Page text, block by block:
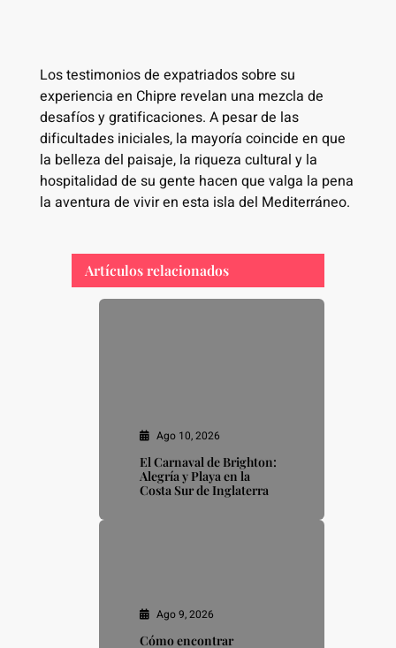
Los testimonios de expatriados sobre su
experiencia en Chipre revelan una mezcla de
desafíos y gratificaciones. A pesar de las
dificultades iniciales, la mayoría coincide en que
la belleza del paisaje, la riqueza cultural y la
hospitalidad de su gente hacen que valga la pena
la aventura de vivir en esta isla del Mediterráneo.
Artículos relacionados
Ago 10, 2026
El Carnaval de Brighton:
Alegría y Playa en la
Costa Sur de Inglaterra
Ago 9, 2026
Cómo encontrar